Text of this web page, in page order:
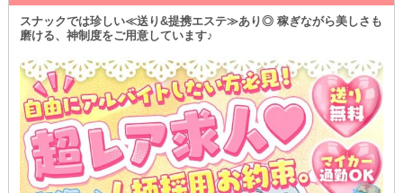
ので、荷物で手が塞がる心配なし！
「ナイトワークって何を着ればいいか分からない…」
「私服は飽きたからイメチェンしたい」
そんな時はレンタル衣装も併せてご利用ください♪
＼平日・土曜日どちらも体入受付中◎／
体験は2回目もできるため、不安ゼロで本入できるんです！
ご応募お待ちしております♪
スナックでは珍しい≪送り&提携エステ≫あり◎ 稼ぎながら美しさも
磨ける、神制度をご用意しています♪